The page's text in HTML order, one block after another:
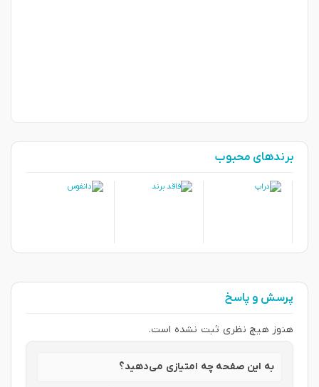
برندهای محبوب
پرسش و پاسخ
هنوز هیچ نظری ثبت نشده است.
به این صفحه چه امتیازی می‌دهید؟